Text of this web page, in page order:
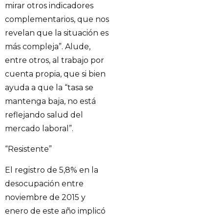
mirar otros indicadores
complementarios, que nos
revelan que la situación es
más compleja”. Alude,
entre otros, al trabajo por
cuenta propia, que si bien
ayuda a que la “tasa se
mantenga baja, no está
reflejando salud del
mercado laboral”.
“Resistente”
El registro de 5,8% en la
desocupación entre
noviembre de 2015 y
enero de este año implicó